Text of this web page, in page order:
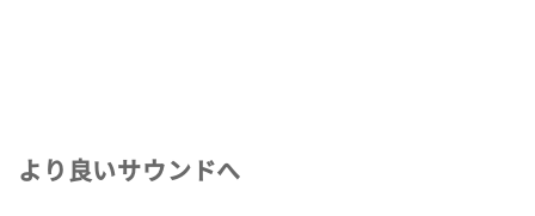
より良いサウンドへ